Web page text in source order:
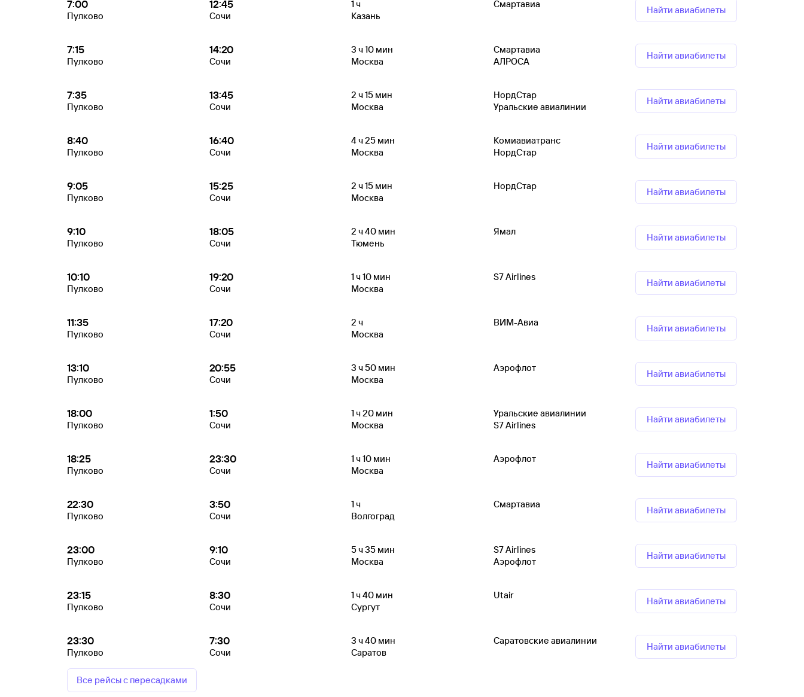
7:00
Пулково
12:45
Сочи
1ч
Казань
Смартавиа
Найти авиабилеты
7:15
Пулково
14:20
Сочи
3 ч 10 мин
Москва
Смартавиа
АЛРОСА
Найти авиабилеты
7:35
Пулково
13:45
Сочи
2 ч 15 мин
Москва
НордСтар
Уральские авиалинии
Найти авиабилеты
8:40
Пулково
16:40
Сочи
4ч 25 мин
Москва
Комиавиатранс
НордСтар
Найти авиабилеты
9:05
Пулково
15:25
Сочи
2 ч 15 мин
Москва
НордСтар
Найти авиабилеты
9:10
Пулково
18:05
Сочи
2 ч 40 мин
Тюмень
Ямал
Найти авиабилеты
10:10
Пулково
19:20
Сочи
1ч 10 мин
Москва
S7 Airlines
Найти авиабилеты
11:35
Пулково
17:20
Сочи
2 ч
Москва
ВИМ-Авиа
Найти авиабилеты
13:10
Пулково
20:55
Сочи
3 ч 50 мин
Москва
Аэрофлот
Найти авиабилеты
18:00
Пулково
1:50
Сочи
1ч 20 мин
Москва
Уральские авиалинии
S7 Airlines
Найти авиабилеты
18:25
Пулково
23:30
Сочи
1ч 10 мин
Москва
Аэрофлот
Найти авиабилеты
22:30
Пулково
3:50
Сочи
1ч
Волгоград
Смартавиа
Найти авиабилеты
23:00
Пулково
9:10
Сочи
5ч 35 мин
Москва
S7 Airlines
Аэрофлот
Найти авиабилеты
23:15
Пулково
8:30
Сочи
1ч 40 мин
Сургут
Utair
Найти авиабилеты
23:30
Пулково
7:30
Сочи
3 ч 40 мин
Саратов
Саратовские авиалинии
Найти авиабилеты
Все рейсы с пересадками